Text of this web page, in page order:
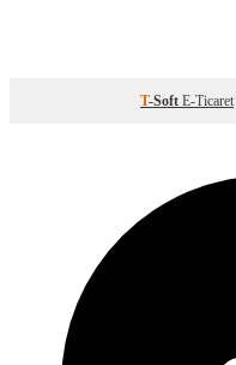
T-Soft E-Ticaret